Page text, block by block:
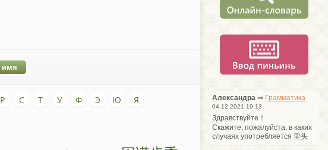
Р С Т У Ф Э Ю Я Александра ⇒ Грамматика
04.12.2021 19:13
Здравствуйте！
Cкажите, пожалуйста, в каких
случаях употребляется 里头